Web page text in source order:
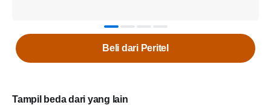
Tampil beda dari yang lain
Beli dari Peritel